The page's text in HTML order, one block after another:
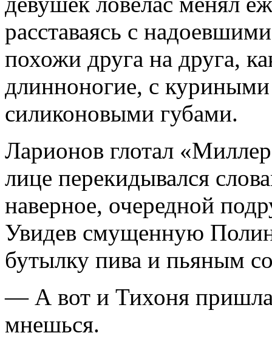
расставаясь с
похожи друга на друга,
длинноногие, с
силиконовыми губами.
Ларионов глотал
лице перекидывался
наверное, очередной
Увидев смущенную
бутылку пива и пьяным
— А вот и Тихоня
мнешься.